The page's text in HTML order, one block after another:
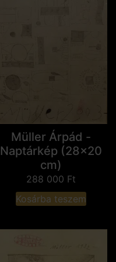
Müller Árpád -
Naptárkép (28x20
cm)
288 000 Ft
Kosárba teszem